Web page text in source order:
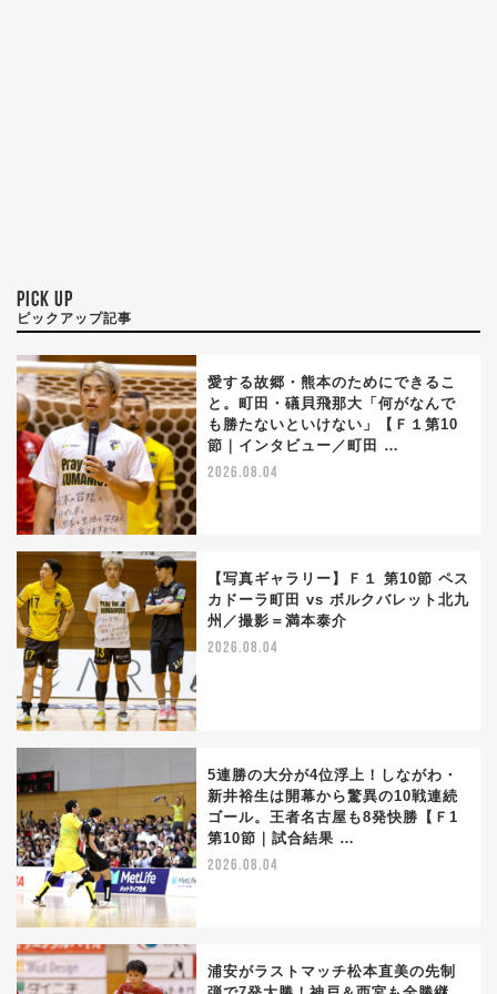
PICK UP
ピックアップ記事
愛する故郷・熊本のためにできるこ
と。町田・礒貝飛那大「何がなんで
も勝たないといけない」【Ｆ１第10
節｜インタビュー／町田 …
2026.08.04
【写真ギャラリー】Ｆ１ 第10節 ペス
カドーラ町田 vs ボルクバレット北九
州／撮影＝満本泰介
2026.08.04
5連勝の大分が4位浮上！しながわ・
新井裕生は開幕から驚異の10戦連続
ゴール。王者名古屋も8発快勝【Ｆ1
第10節｜試合結果 …
2026.08.04
浦安がラストマッチ松本直美の先制